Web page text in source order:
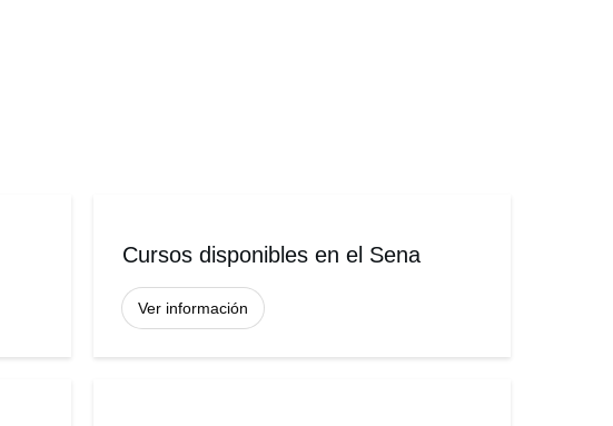
Cursos disponibles en el Sena
Ver información